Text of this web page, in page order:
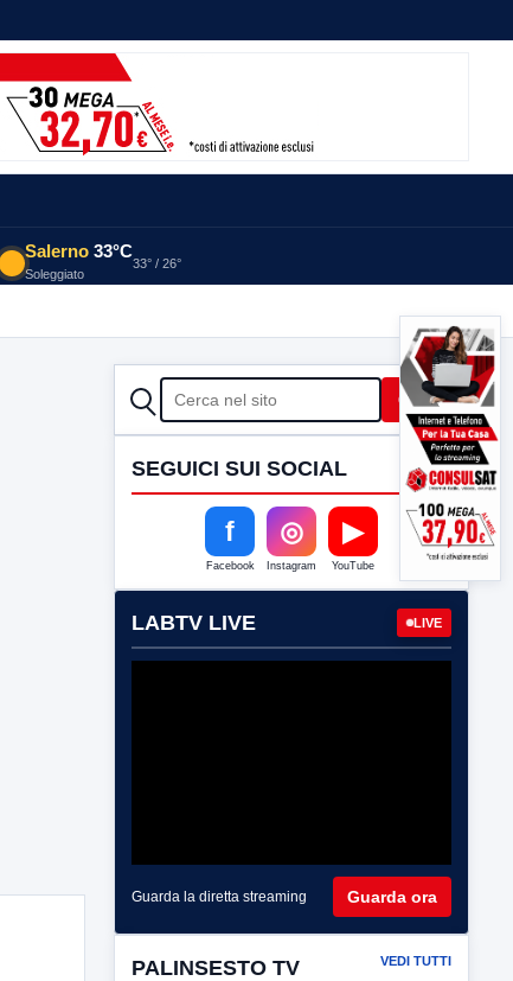
Salerno 33°C
Soleggiato
33° / 26°
CERCA Cerca
SEGUICI SUI SOCIAL
f
Facebook
◎
Instagram
▶
YouTube
LABTV LIVE LIVE
Guarda la diretta streaming Guarda ora
PALINSESTO TV VEDI TUTTI